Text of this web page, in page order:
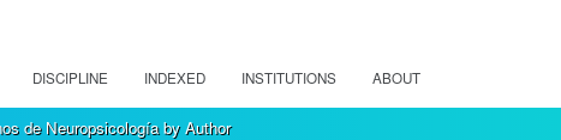
DISCIPLINE INDEXED INSTITUTIONS ABOUT
de Neuropsicología by Author